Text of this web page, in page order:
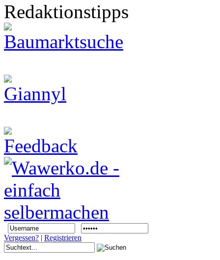
Redaktionstipps
Vergessen? | Registrieren